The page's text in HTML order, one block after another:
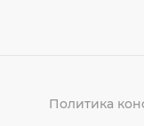
Политика